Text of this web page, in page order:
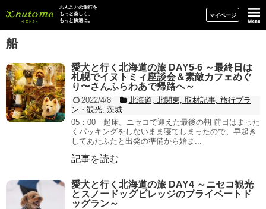
イヌトミィ
わんことの旅行を
もっと楽しく、
もっと快適に。
マイページ
船
愛犬と行く北海道の旅 DAY5-6 ～最終日は
札幌でイヌトミィ座談会＆素敵カフェめぐ
り〜さんふらわあで帰路へ～
2022/4/8
北海道, 北関東, 取材記事, 旅行プラ
ン・観光, 茨城
05：00 起床。ニセコで迎えた最後の朝 前日はまった
くパッキングをしないまま寝てしまったので、早起き
してあたふたと出発の準備から始ま...
記事を読む
愛犬と行く北海道の旅 DAY4 ～ニセコ観光
とスノードッグビレッジのプライベートド
ッグラン～